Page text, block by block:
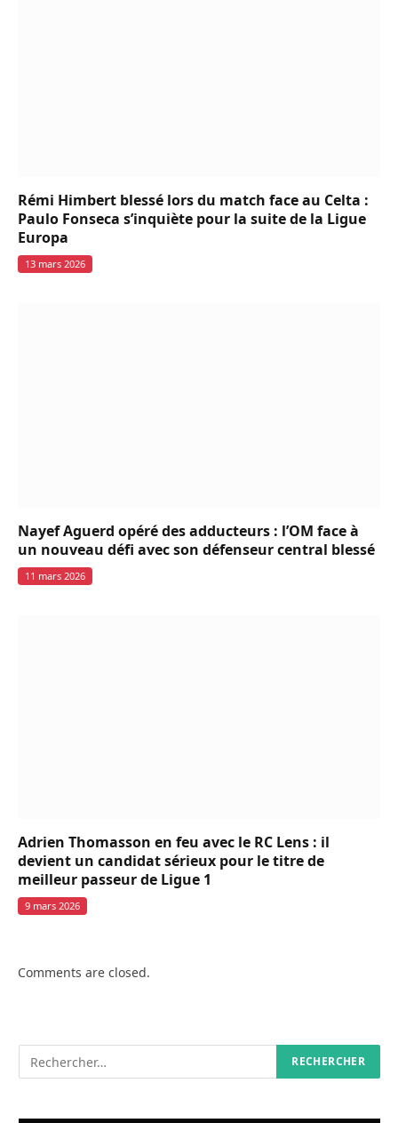
Rémi Himbert blessé lors du match face au Celta :
Paulo Fonseca s’inquiète pour la suite de la Ligue
Europa
13 mars 2026
Nayef Aguerd opéré des adducteurs : l’OM face à
un nouveau défi avec son défenseur central blessé
11 mars 2026
Adrien Thomasson en feu avec le RC Lens : il
devient un candidat sérieux pour le titre de
meilleur passeur de Ligue 1
9 mars 2026
Comments are closed.